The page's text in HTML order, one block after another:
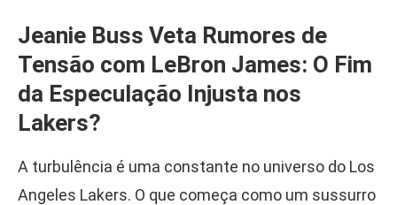
Jeanie Buss Veta Rumores de
Tensão com LeBron James: O Fim
da Especulação Injusta nos
Lakers?
A turbulência é uma constante no universo do Los
Angeles Lakers. O que começa como um sussurro